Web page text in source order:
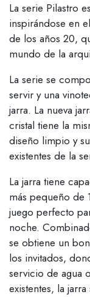
La serie Pilastro
inspirándose en
de los años 20,
mundo de la
La serie se
servir y una
jarra. La nueva
cristal tiene la
diseño limpio y
existentes de la
La jarra tiene
más pequeño de
juego perfecto
noche.
se obtiene un
los invitados,
servicio de agua
existentes, la